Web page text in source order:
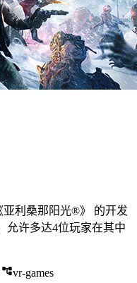
亚利桑那阳光®》 的开发
允许多达4位玩家在其中
vr-games